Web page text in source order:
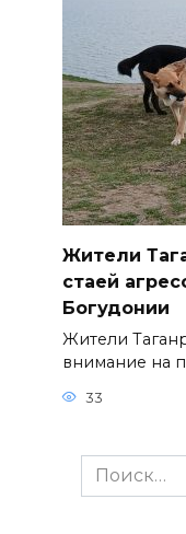
Жители
стаей
Богудонии
Жители
внимание на
33
Search
for: